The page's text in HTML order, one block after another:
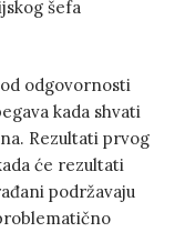
šefa
odgovornosti
kada shvati
Rezultati prvog
će rezultati
podržavaju